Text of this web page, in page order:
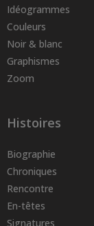
Idéogrammes
Couleurs
Noir & blanc
Graphismes
Zoom
Histoires
Biographie
Chroniques
Rencontre
En-têtes
Signatures